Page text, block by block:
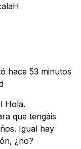
hace 53 minutos
Hola.
que tengáis
Igual hay
¿no?